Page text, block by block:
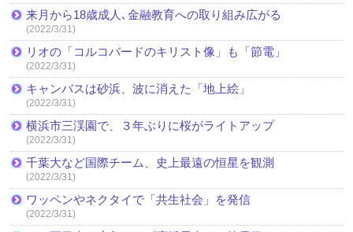
来月から18歳成人､金融教育への取り組み広がる
(2022/3/31)
リオの「コルコバードのキリスト像」も「節電」
(2022/3/31)
キャンバスは砂浜、波に消えた「地上絵」
(2022/3/31)
横浜市三渓園で、３年ぶりに桜がライトアップ
(2022/3/31)
千葉大など国際チーム、史上最遠の恒星を観測
(2022/3/31)
ワッペンやネクタイで「共生社会」を発信
(2022/3/31)